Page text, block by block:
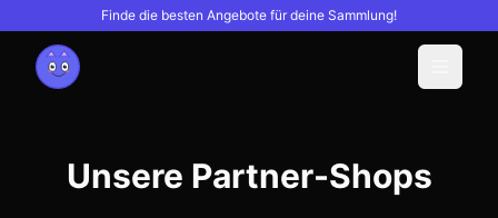
Finde die besten Angebote für deine Sammlung!
Unsere Partner-Shops